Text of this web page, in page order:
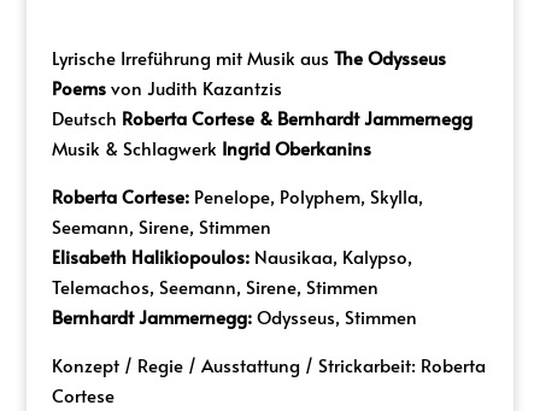
Lyrische Irreführung mit Musik aus The Odysseus
Poemsvon Judith Kazantzis
Deutsch Roberta Cortese & Bernhardt Jammernegg
Musik & Schlagwerk Ingrid Oberkanins
Roberta Cortese: Penelope, Polyphem, Skylla,
Seemann, Sirene, Stimmen
Elisabeth Halikiopoulos: Nausikaa, Kalypso,
Telemachos, Seemann, Sirene, Stimmen
Bernhardt Jammernegg:Odysseus, Stimmen
Konzept / Regie / Ausstattung / Strickarbeit: Roberta
Cortese